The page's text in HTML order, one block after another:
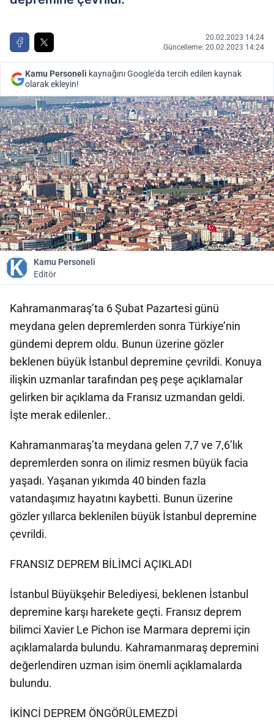
20.02.2023 14:24
Güncelleme: 20.02.2023 14:24
Kamu Personeli kaynağını Google'da tercih edilen kaynak
olarak ekleyin!
Kamu Personeli
Editör
Kahramanmaraş’ta 6 Şubat Pazartesi günü
meydana gelen depremlerden sonra Türkiye’nin
gündemi deprem oldu. Bunun üzerine gözler
beklenen büyük İstanbul depremine çevrildi. Konuya
ilişkin uzmanlar tarafından peş peşe açıklamalar
gelirken bir açıklama da Fransız uzmandan geldi.
İşte merak edilenler..
Kahramanmaraş’ta meydana gelen 7,7 ve 7,6’lık
depremlerden sonra on ilimiz resmen büyük facia
yaşadı. Yaşanan yıkımda 40 binden fazla
vatandaşımız hayatını kaybetti. Bunun üzerine
gözler yıllarca beklenilen büyük İstanbul depremine
çevrildi.
FRANSIZ DEPREM BİLİMCİ AÇIKLADI
İstanbul Büyükşehir Belediyesi, beklenen İstanbul
depremine karşı harekete geçti. Fransız deprem
bilimci Xavier Le Pichon ise Marmara depremi için
açıklamalarda bulundu. Kahramanmaraş depremini
değerlendiren uzman isim önemli açıklamalarda
bulundu.
İKİNCİ DEPREM ÖNGÖRÜLEMEZDİ